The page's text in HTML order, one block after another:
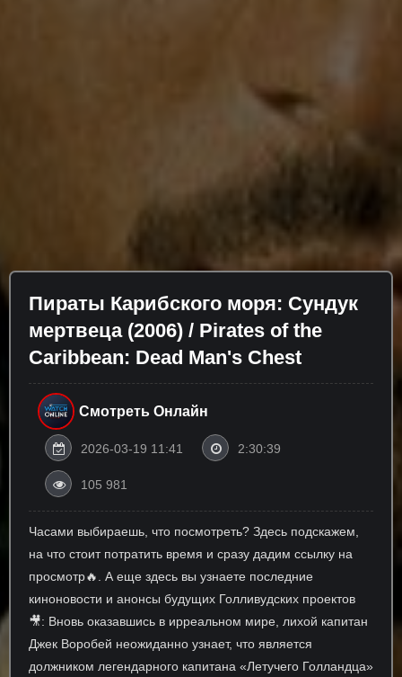
Пираты Карибского моря: Сундук
мертвеца (2006) / Pirates of the
Caribbean: Dead Man's Chest
Смотреть Онлайн
2026-03-19 11:41 2:30:39
105 981
Часами выбираешь, что посмотреть? Здесь подскажем,
на что стоит потратить время и сразу дадим ссылку на
просмотр🔥. А еще здесь вы узнаете последние
киноновости и анонсы будущих Голливудских проектов
🎥: Вновь оказавшись в ирреальном мире, лихой капитан
Джек Воробей неожиданно узнает, что является
должником легендарного капитана «Летучего Голландца»